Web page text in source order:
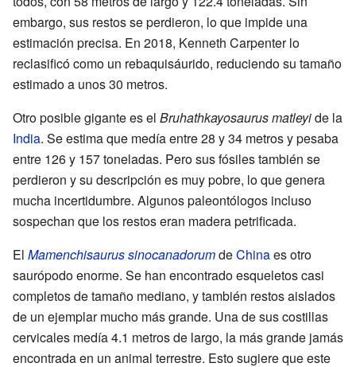
embargo, sus restos se perdieron, lo que impide una
estimación precisa. En 2018, Kenneth Carpenter lo
reclasificó como un rebaquisáurido, reduciendo su tamaño
estimado a unos 30 metros.
Otro posible gigante es el Bruhathkayosaurus matleyide la
India. Se estima que medía entre 28 y 34 metros y pesaba
entre 126 y 157 toneladas. Pero sus fósiles también se
perdieron y su descripción es muy pobre, lo que genera
mucha incertidumbre. Algunos paleontólogos incluso
sospechan que los restos eran madera petrificada.
El Mamenchisaurus sinocanadorumdeChinaes otro
saurópodo enorme. Se han encontrado esqueletos casi
completos de tamaño mediano, y también restos aislados
de un ejemplar mucho más grande. Una de sus costillas
cervicales medía 4.1 metros de largo, la más grande jamás
encontrada en un animal terrestre. Esto sugiere que este